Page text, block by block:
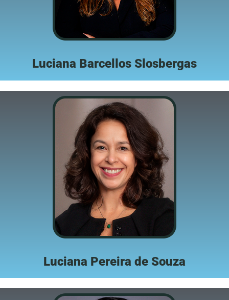
Luciana Barcellos Slosbergas
Luciana Pereira de Souza